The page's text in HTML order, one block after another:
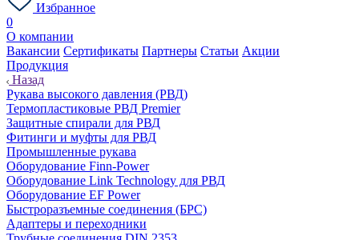
Избранное
0
О компании
Вакансии Сертификаты Партнеры Статьи Акции
Продукция
Назад
Рукава высокого давления (РВД)
Термопластиковые РВД Premier
Защитные спирали для РВД
Фитинги и муфты для РВД
Промышленные рукава
Оборудование Finn-Power
Оборудование Link Technology для РВД
Оборудование EF Power
Быстроразъемные соединения (БРС)
Адаптеры и переходники